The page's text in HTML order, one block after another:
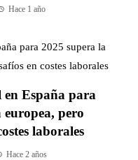
Hace 1 año
España para
europea, pero
laborales
Hace 2 años